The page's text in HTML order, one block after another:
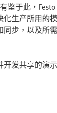
鉴于此，
生产所用的
步，以及所
发共享的演